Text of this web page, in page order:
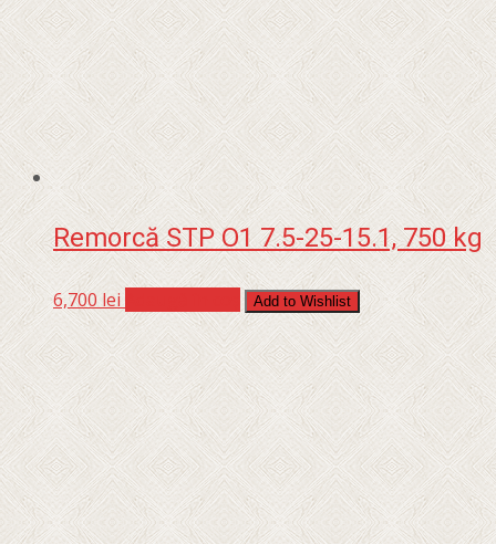
Remorcă STP O1 7.5-25-15.1, 750 kg
6,700 lei Add to Wishlist